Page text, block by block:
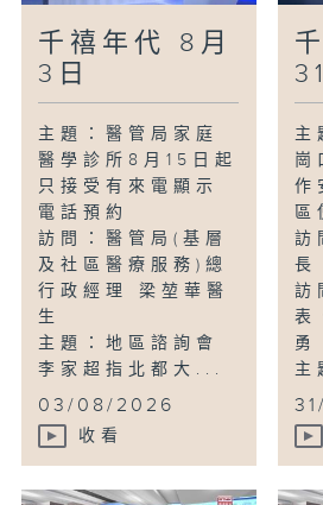
千禧年代 8月
3日
主題：醫管局家庭
醫學診所8月15日起
只接受有來電顯示
電話預約
訪問：醫管局(基層
及社區醫療服務)總
行政經理 梁堃華醫
生
主題：地區諮詢會
李家超指北都大...
03/08/2026
收看
主
崗
作
區
訪
長
訪
表
勇
主